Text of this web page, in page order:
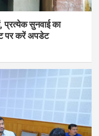
प्रत्येक सुनवाई का
पर करें अपडेट